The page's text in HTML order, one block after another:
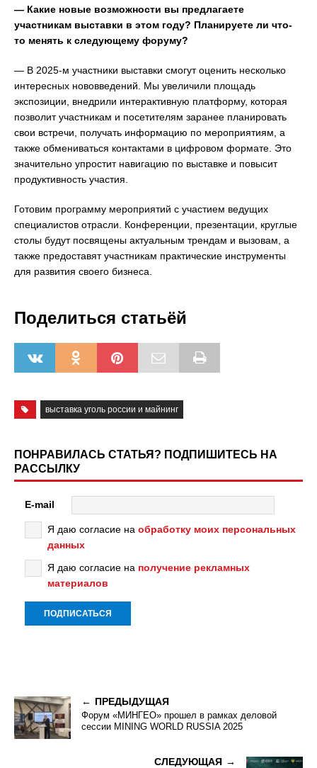
— Какие новые возможности вы предлагаете
участникам выставки в этом году? Планируете ли что-
то менять к следующему форуму?
— В 2025-м участники выставки смогут оценить несколько
интересных нововведений. Мы увеличили площадь
экспозиции, внедрили интерактивную платформу, которая
позволит участникам и посетителям заранее планировать
свои встречи, получать информацию по мероприятиям, а
также обмениваться контактами в цифровом формате. Это
значительно упростит навигацию по выставке и повысит
продуктивность участия.
Готовим программу мероприятий с участием ведущих
специалистов отрасли. Конференции, презентации, круглые
столы будут посвящены актуальным трендам и вызовам, а
также предоставят участникам практические инструменты
для развития своего бизнеса.
Поделиться статьёй
выставка уголь россии и майнинг
ПОНРАВИЛАСЬ СТАТЬЯ? ПОДПИШИТЕСЬ НА
РАССЫЛКУ
E-mail
Я даю согласие на обработку моих персональных
данных
Я даю согласие на получение рекламных
материалов
ПРЕДЫДУЩАЯ
Форум «МИНГЕО» прошел в рамках деловой
сессии MINING WORLD RUSSIA 2025
СЛЕДУЮЩАЯ